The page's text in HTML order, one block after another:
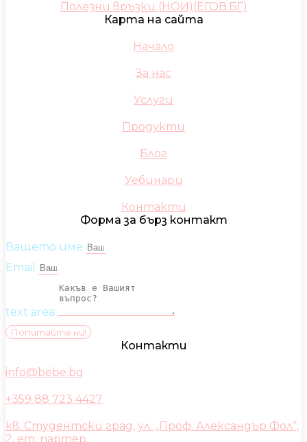
Полезни връзки (НОИ)(ЕГОВ.БГ)
Карта на сайта
Начало
За нас
Услуги
Продукти
Блог
Уебинари
Контакти
Форма за бърз контакт
Вашето име
Email
text area
Попитайте ни!
Контакти
info@bebe.bg
+359 88 723 4427
кв. Студентски град, ул. „Проф. Александър Фол“,
2, ет. партер